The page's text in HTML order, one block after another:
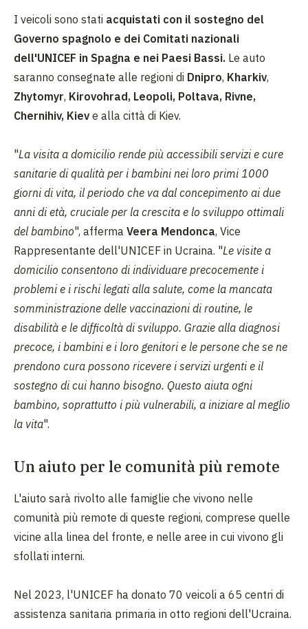
I veicoli sono stati acquistati con il sostegno del
Governo spagnolo e dei Comitati nazionali
dell'UNICEF in Spagna e nei Paesi Bassi. Le auto
saranno consegnate alle regioni di Dnipro, Kharkiv,
Zhytomyr, Kirovohrad, Leopoli, Poltava, Rivne,
Chernihiv, Kiev e alla città di Kiev.
"La visita a domicilio rende più accessibili servizi e cure
sanitarie di qualità per i bambini nei loro primi 1000
giorni di vita, il periodo che va dal concepimento ai due
anni di età, cruciale per la crescita e lo sviluppo ottimali
del bambino", afferma Veera Mendonca, Vice
Rappresentante dell'UNICEF in Ucraina. "Le visite a
domicilio consentono di individuare precocemente i
problemi e i rischi legati alla salute, come la mancata
somministrazione delle vaccinazioni di routine, le
disabilità e le difficoltà di sviluppo. Grazie alla diagnosi
precoce, i bambini e i loro genitori e le persone che se ne
prendono cura possono ricevere i servizi urgenti e il
sostegno di cui hanno bisogno. Questo aiuta ogni
bambino, soprattutto i più vulnerabili, a iniziare al meglio
la vita".
Un aiuto per le comunità più remote
L'aiuto sarà rivolto alle famiglie che vivono nelle
comunità più remote di queste regioni, comprese quelle
vicine alla linea del fronte, e nelle aree in cui vivono gli
sfollati interni.
Nel 2023, l'UNICEF ha donato 70 veicoli a 65 centri di
assistenza sanitaria primaria in otto regioni dell'Ucraina.